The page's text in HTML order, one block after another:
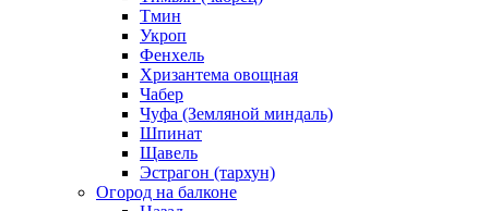
Тмин
Укроп
Фенхель
Хризантема овощная
Чабер
Чуфа (Земляной миндаль)
Шпинат
Щавель
Эстрагон (тархун)
Огород на балконе